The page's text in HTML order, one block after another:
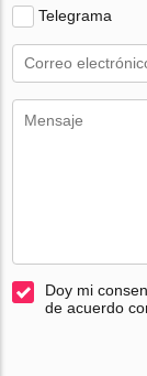
Telegrama
Doy mi
de acuerdo